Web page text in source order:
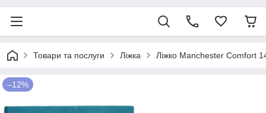
Товари та послуги Ліжка Ліжко Manchester Comfort
–12%